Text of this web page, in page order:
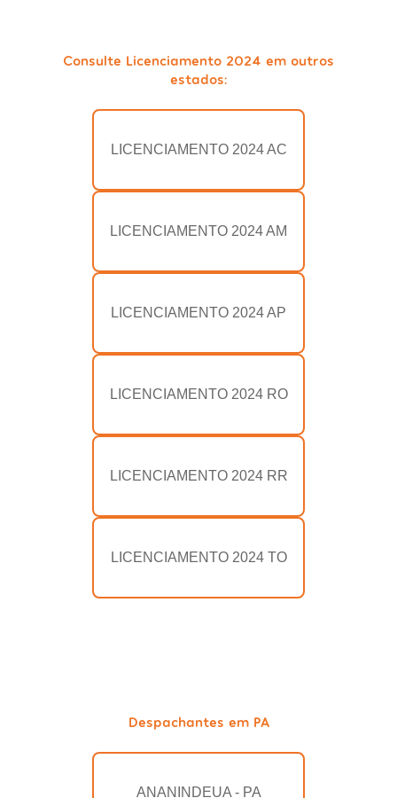
Consulte Licenciamento 2024 em outros
estados:
LICENCIAMENTO 2024 AC
LICENCIAMENTO 2024 AM
LICENCIAMENTO 2024 AP
LICENCIAMENTO 2024 RO
LICENCIAMENTO 2024 RR
LICENCIAMENTO 2024 TO
Despachantes em PA
ANANINDEUA - PA